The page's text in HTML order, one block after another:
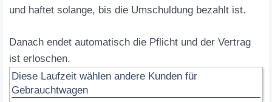
und haftet solange, bis die Umschuldung bezahlt ist.
Danach endet automatisch die Pflicht und der Vertrag
ist erloschen.
Diese Laufzeit wählen andere Kunden für
Gebrauchtwagen